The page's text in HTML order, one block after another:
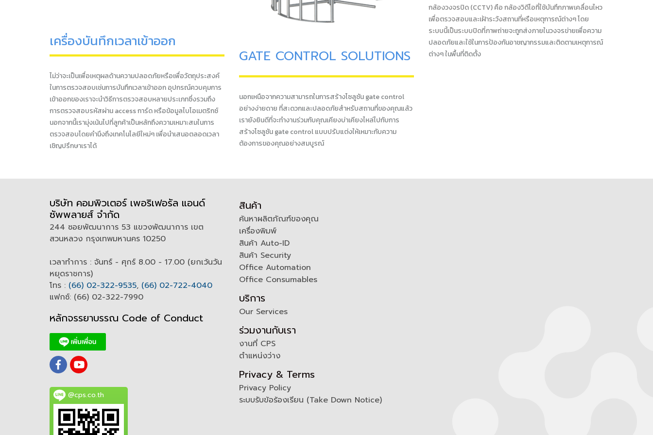
เครื่องบันทึกเวลาเข้าออก
ไม่ว่าจะเป็นเพื่อเหตุผลด้านความปลอดภัยหรือเพื่อวัตถุประสงค์
ในการตรวจสอบเช่นการบันทึกเวลาเข้าออก อุปกรณ์ควบคุมการ
เข้าออกของเราจะนำวิธีการตรวจสอบหลายประเภทซึ่งรวมถึง
การตรวจสอบรหัสผ่าน access การ์ด หรือข้อมูลไบโอเมตริกซ์
นอกจากนี้เรามุ่งเน้นไปที่ลูกค้าเป็นหล้กถึงความเหมาะสมในการ
ตรวจสอบโดยคำนึงถึงเทคโนโลยีใหม่ๆ เพื่อนำเสนอตลอดเวลา
เชิญปรึกษาเราได้
GATE CONTROL SOLUTIONS
นอกเหนือจากความสามารถในการสร้างโซลูชัน gate control
อย่างง่ายดาย ที่สะดวกและปลอดภัยสำหรับสถานที่ของคุณแล้ว
เรายังยินดีที่จะทำงานร่วมกับคุณเคียงบ่าเคียงไหล่ไปกับการ
สร้างโซลูชัน gate control แบบปรับแต่งให้เหมาะกับความ
ต้องการของคุณอย่างสมบูรณ์
กล้องวงจรปิด (CCTV) คือ กล้องวิดีโอที่ใช้บันทึกภาพเคลื่อนไหว
เพื่อตรวจสอบและเฝ้าระวังสถานที่หรือเหตุการณ์ต่างๆ โดย
ระบบนี้เป็นระบบปิดที่ภาพถ่ายจะถูกส่งภายในวงจรข่ายเพื่อความ
ปลอดภัยและใช้ในการป้องกันอาชญากรรมและติดตามเหตุการณ์
ต่างๆ ในพื้นที่ติดตั้ง
บริษัท คอมพิวเตอร์ เพอริเฟอรัล แอนด์
ซัพพลายส์ จำกัด
244 ซอยพัฒนาการ 53 แขวงพัฒนาการ เขต
สวนหลวง กรุงเทพมหานคร 10250
เวลาทำการ : จันทร์ - ศุกร์ 8.00 - 17.00 (ยกเว้นวัน
หยุดราชการ)
โทร : (66) 02-322-9535, (66) 02-722-4040
แฟกซ์: (66) 02-322-7990
หลักจรรยาบรรณ Code of Conduct
@cps.co.th
สินค้า
ค้นหาผลิตภัณฑ์ของคุณ
เครื่องพิมพ์
สินค้า Auto-ID
สินค้า Security
Office Automation
Office Consumables
บริการ
Our Services
ร่วมงานกับเรา
งานที่ CPS
ตำแหน่งว่าง
Privacy & Terms
Privacy Policy
ระบบรับข้อร้องเรียน (Take Down Notice)